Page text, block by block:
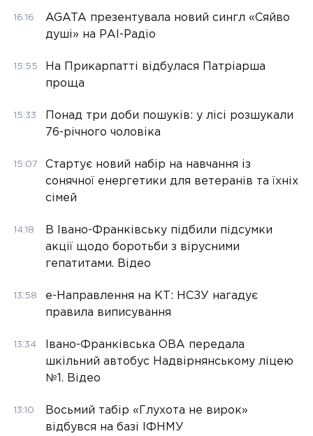
16:16
AGATA презентувала новий сингл «Сяйво
душі» на РАІ-Радіо
15:55
На Прикарпатті відбулася Патріарша
проща
15:33
Понад три доби пошуків: у лісі розшукали
76-річного чоловіка
15:07
Стартує новий набір на навчання із
сонячної енергетики для ветеранів та їхніх
сімей
14:18
В Івано-Франківську підбили підсумки
акції щодо боротьби з вірусними
гепатитами. Відео
13:58
е-Направлення на КТ: НСЗУ нагадує
правила виписування
13:34
Івано-Франківська ОВА передала
шкільний автобус Надвірнянському ліцею
№1. Відео
13:10
Восьмий табір «Глухота не вирок»
відбувся на базі ІФНМУ